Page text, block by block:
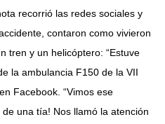
recorrió las redes sociales y
contaron como vivieron
tren y un helicóptero: “Estuve
la ambulancia F150 de la VII
Facebook. “Vimos ese
una tía! Nos llamó la atención